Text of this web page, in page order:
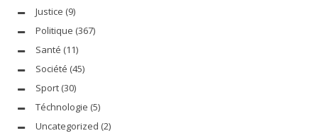
Justice (9)
Politique (367)
Santé (11)
Société (45)
Sport (30)
Téchnologie (5)
Uncategorized (2)